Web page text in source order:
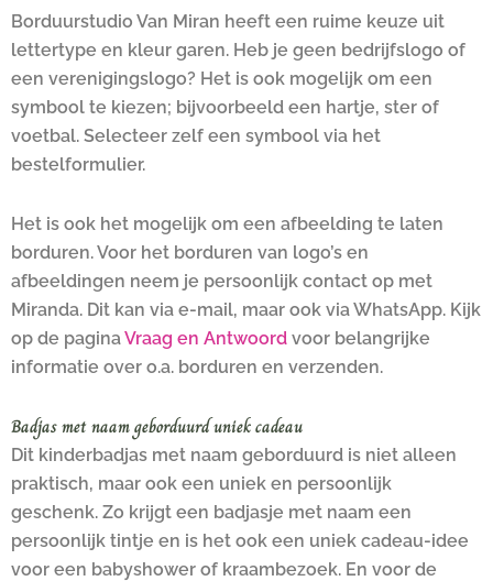
Borduurstudio Van Miran heeft een ruime keuze uit
lettertype en kleur garen. Heb je geen bedrijfslogo of
een verenigingslogo? Het is ook mogelijk om een
symbool te kiezen; bijvoorbeeld een hartje, ster of
voetbal. Selecteer zelf een symbool via het
bestelformulier.
Het is ook het mogelijk om een afbeelding te laten
borduren. Voor het borduren van logo’s en
afbeeldingen neem je persoonlijk contact op met
Miranda. Dit kan via e-mail, maar ook via WhatsApp. Kijk
op de paginaVraag en Antwoord voor belangrijke
informatie over o.a. borduren en verzenden.
Badjas met naam geborduurd uniek cadeau
Dit kinderbadjas met naam geborduurd is niet alleen
praktisch, maar ook een uniek en persoonlijk
geschenk. Zo krijgt een badjasje met naam een
persoonlijk tintje en is het ook een uniek cadeau-idee
voor een babyshower of kraambezoek. En voor de